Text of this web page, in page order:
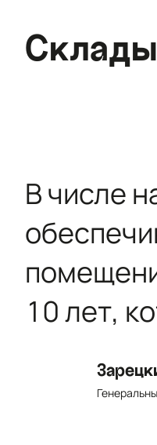
В числе
10 лет,